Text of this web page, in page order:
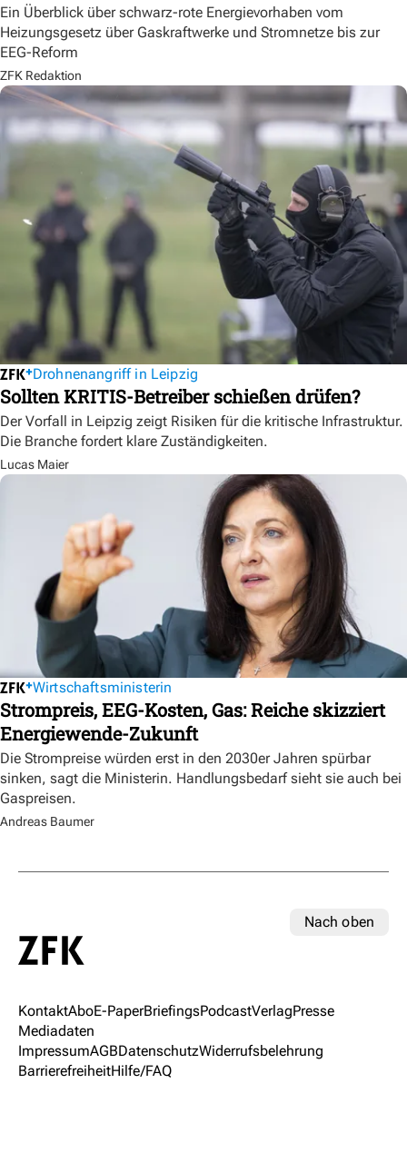
Ein Überblick über schwarz-rote Energievorhaben vom
Heizungsgesetz über Gaskraftwerke und Stromnetze bis zur
EEG-Reform
ZFK Redaktion
Drohnenangriff in Leipzig
Sollten KRITIS-Betreiber schießen drüfen?
Der Vorfall in Leipzig zeigt Risiken für die kritische Infrastruktur.
Die Branche fordert klare Zuständigkeiten.
Lucas Maier
Wirtschaftsministerin
Strompreis, EEG-Kosten, Gas: Reiche skizziert
Energiewende-Zukunft
Die Strompreise würden erst in den 2030er Jahren spürbar
sinken, sagt die Ministerin. Handlungsbedarf sieht sie auch bei
Gaspreisen.
Andreas Baumer
Nach oben
KontaktAboE-PaperBriefingsPodcastVerlagPresse
Mediadaten
ImpressumAGBDatenschutzWiderrufsbelehrung
BarrierefreiheitHilfe/FAQ